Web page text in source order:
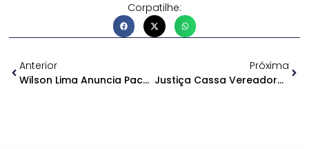
Corpatilhe:
Anterior
Wilson Lima Anuncia Pacote De Valorização Dos Servidores Do Amazonas
Próxima
Justiça Cassa Vereadores Do PT Por Fraude De Gênero No AM